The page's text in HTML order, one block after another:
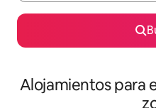
Alojamientos para